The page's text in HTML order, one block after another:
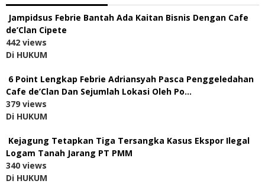
Jampidsus Febrie Bantah Ada Kaitan Bisnis Dengan Cafe
de’Clan Cipete
442 views
Di HUKUM
6 Point Lengkap Febrie Adriansyah Pasca Penggeledahan
Cafe de’Clan Dan Sejumlah Lokasi Oleh Po…
379 views
Di HUKUM
Kejagung Tetapkan Tiga Tersangka Kasus Ekspor Ilegal
Logam Tanah Jarang PT PMM
340 views
Di HUKUM